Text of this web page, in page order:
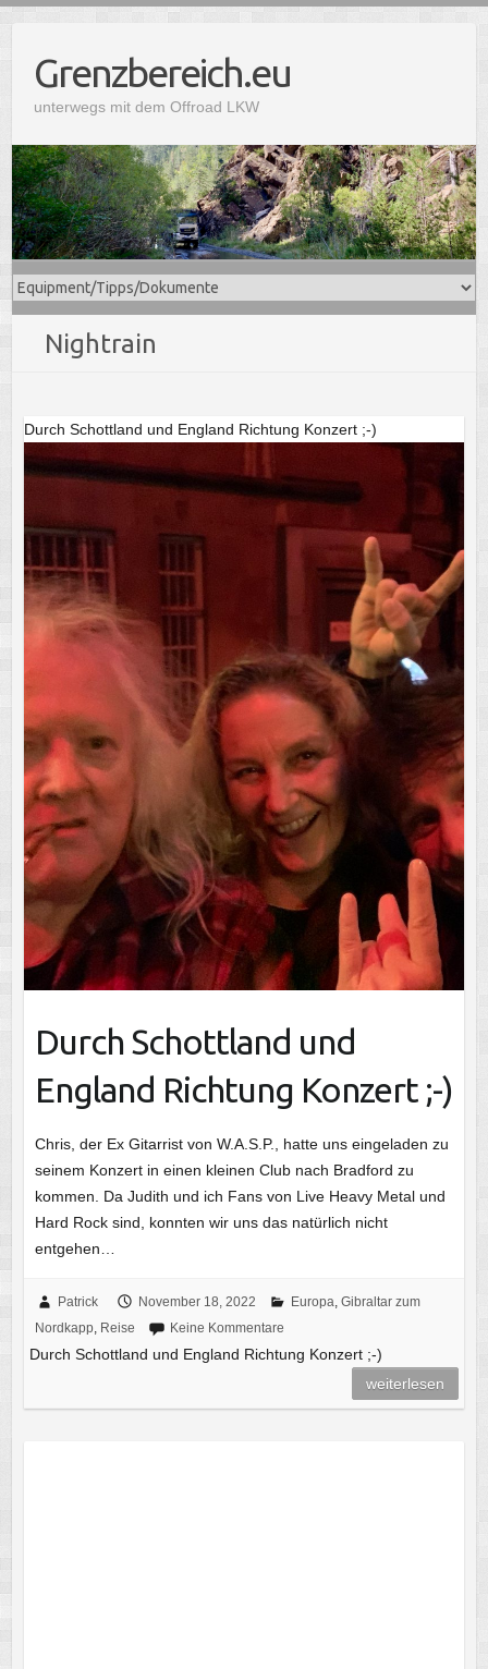
Grenzbereich.eu
unterwegs mit dem Offroad LKW
Nightrain
Durch Schottland und England Richtung Konzert ;-)
Durch Schottland und
England Richtung Konzert ;-)
Chris, der Ex Gitarrist von W.A.S.P., hatte uns eingeladen zu
seinem Konzert in einen kleinen Club nach Bradford zu
kommen. Da Judith und ich Fans von Live Heavy Metal und
Hard Rock sind, konnten wir uns das natürlich nicht
entgehen…
Patrick November 18, 2022 Europa, Gibraltar zum
Nordkapp, Reise Keine Kommentare
Durch Schottland und England Richtung Konzert ;-)
weiterlesen